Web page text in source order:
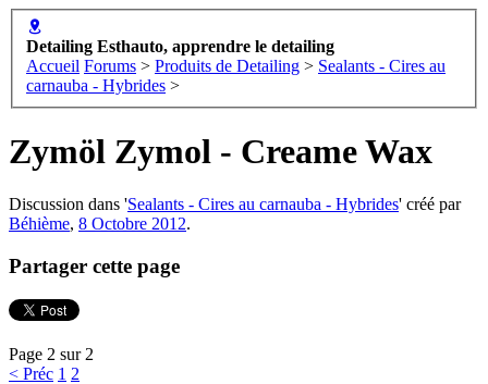
Detailing Esthauto, apprendre le detailing
Accueil Forums > Produits de Detailing > Sealants - Cires au
carnauba - Hybrides >
Zymöl Zymol - Creame Wax
Discussion dans 'Sealants - Cires au carnauba - Hybrides' créé par
Béhième, 8 Octobre 2012.
Partager cette page
Page 2 sur 2
< Préc 1 2